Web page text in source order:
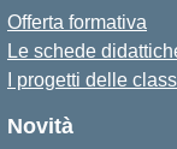
Offerta formativa
Le schede
I progetti delle
Novità